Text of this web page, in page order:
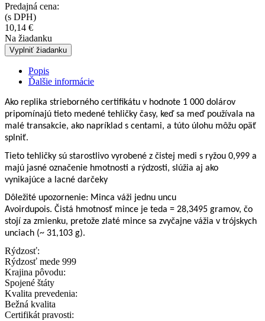
Predajná cena:
(s DPH)
10,14 €
Na žiadanku
Vyplniť žiadanku
Popis
Ďalšie informácie
Ako replika strieborného certifikátu v hodnote 1 000 dolárov
pripomínajú tieto medené tehličky časy, keď sa meď používala na
malé transakcie, ako napríklad s centami, a túto úlohu môžu opäť
splniť.
Tieto tehličky sú starostlivo vyrobené z čistej medi s ryžou 0,999 a
majú jasné označenie hmotnosti a rýdzosti, slúžia aj ako
vynikajúce a lacné darčeky
Dôležité upozornenie: Minca váži jednu uncu
Avoirdupois. Čistá hmotnosť mince je teda = 28,3495 gramov, čo
stojí za zmienku, pretože zlaté mince sa zvyčajne vážia v trójskych
unciach (~ 31,103 g).
Rýdzosť:
Rýdzosť mede 999
Krajina pôvodu:
Spojené štáty
Kvalita prevedenia:
Bežná kvalita
Certifikát pravosti: